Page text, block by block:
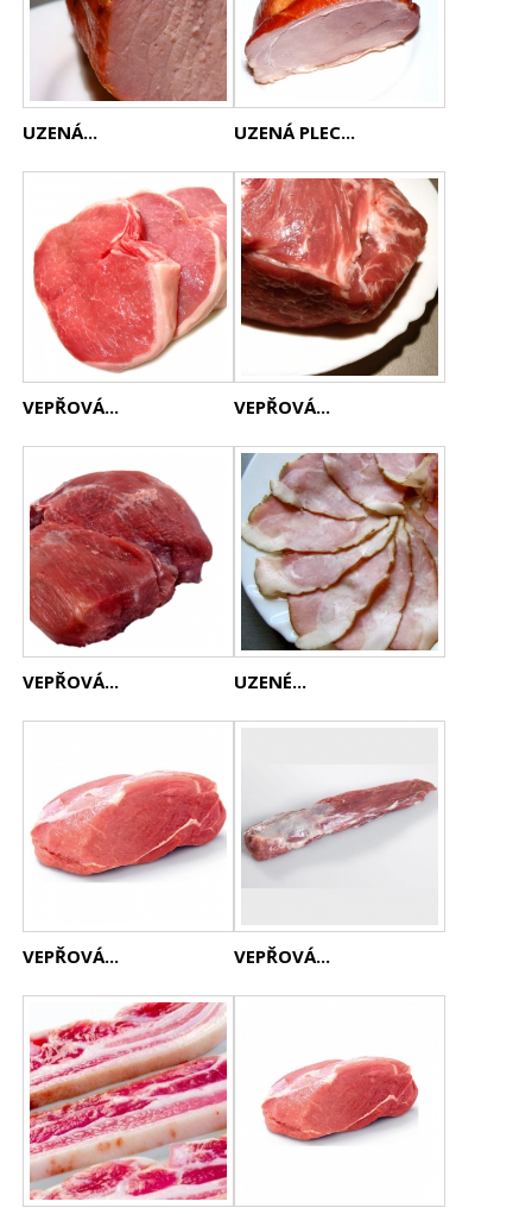
UZENÁ... UZENÁ PLEC...
VEPŘOVÁ... VEPŘOVÁ...
VEPŘOVÁ... UZENÉ...
VEPŘOVÁ... VEPŘOVÁ...